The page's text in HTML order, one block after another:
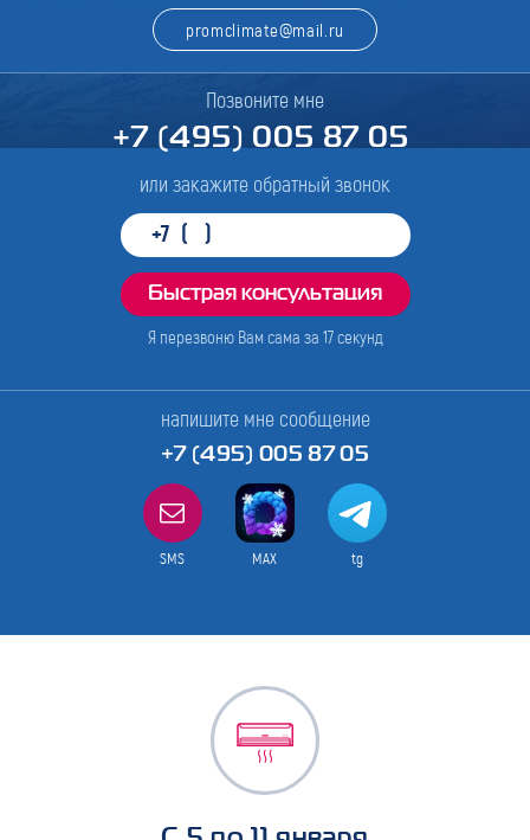
promclimate@mail.ru
Позвоните мне
+7 (495) 005 87 05
или закажите обратный звонок
Я перезвоню Вам сама за 17секунд
напишите мне сообщение
+7 (495) 005 87 05
SMS MAX tg